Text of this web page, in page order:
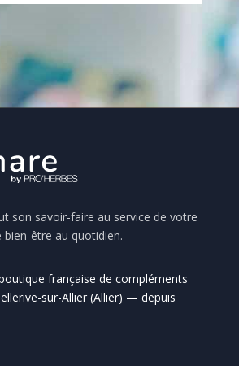
son savoir-faire au service de votre
être au quotidien.
française de compléments
sur-Allier (Allier) — depuis